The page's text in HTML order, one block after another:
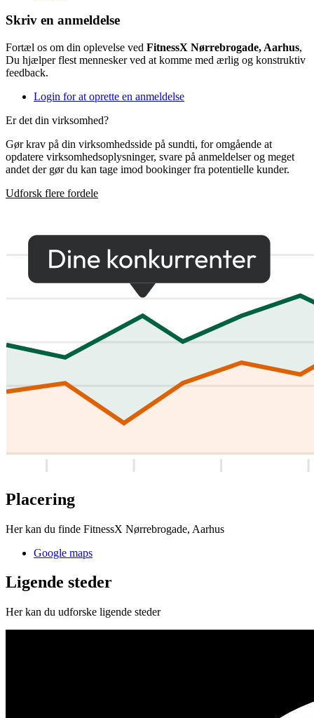
Skriv en anmeldelse
Fortæl os om din oplevelse ved FitnessX Nørrebrogade, Aarhus,
Du hjælper flest mennesker ved at komme med ærlig og konstruktiv
feedback.
Login for at oprette en anmeldelse
Er det din virksomhed?
Gør krav på din virksomhedsside på sundti, for omgående at
opdatere virksomhedsoplysninger, svare på anmeldelser og meget
andet der gør du kan tage imod bookinger fra potentielle kunder.
Udforsk flere fordele
Placering
Her kan du finde FitnessX Nørrebrogade, Aarhus
Google maps
Ligende steder
Her kan du udforske ligende steder